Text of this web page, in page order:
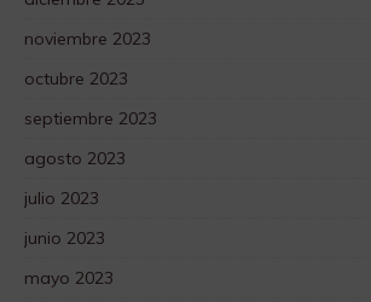
noviembre 2023
octubre 2023
septiembre 2023
agosto 2023
julio 2023
junio 2023
mayo 2023